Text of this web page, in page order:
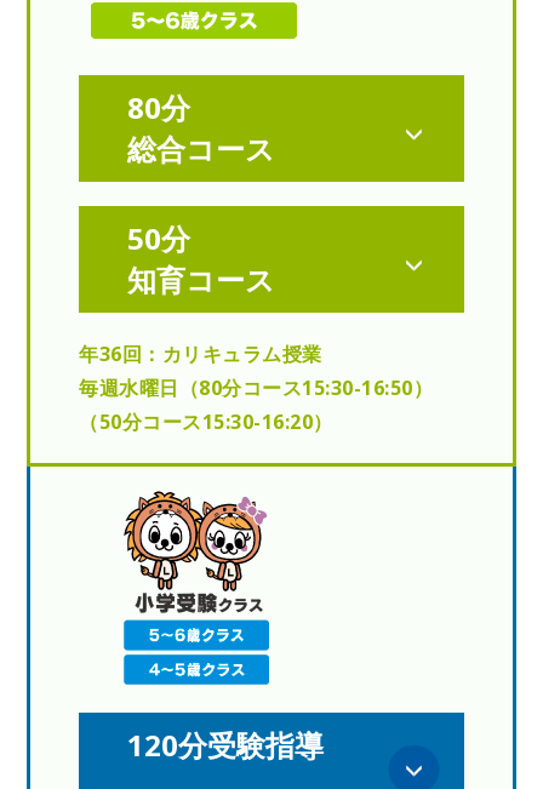
80分
総合コース
50分
知育コース
年36回：カリキュラム授業
毎週水曜日（80分コース15:30-16:50）
（50分コース15:30-16:20）
120分受験指導